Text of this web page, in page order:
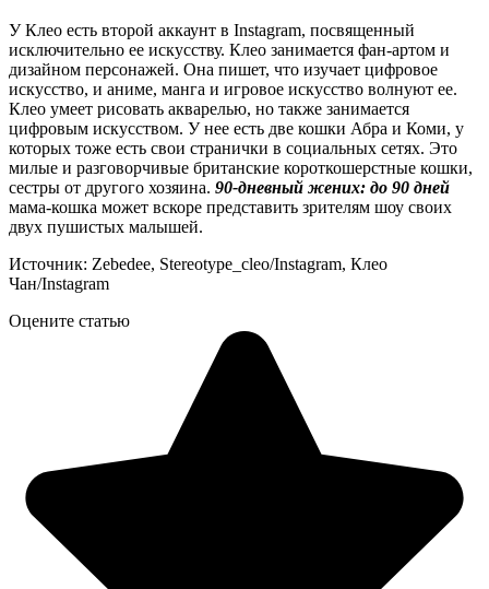
У Клео есть второй аккаунт в Instagram, посвященный
исключительно ее искусству. Клео занимается фан-артом и
дизайном персонажей. Она пишет, что изучает цифровое
искусство, и аниме, манга и игровое искусство волнуют ее.
Клео умеет рисовать акварелью, но также занимается
цифровым искусством. У нее есть две кошки Абра и Коми, у
которых тоже есть свои странички в социальных сетях. Это
милые и разговорчивые британские короткошерстные кошки,
сестры от другого хозяина. 90-дневный жених: до 90 дней
мама-кошка может вскоре представить зрителям шоу своих
двух пушистых малышей.
Источник: Zebedee, Stereotype_cleo/Instagram, Клео
Чан/Instagram
Оцените статью